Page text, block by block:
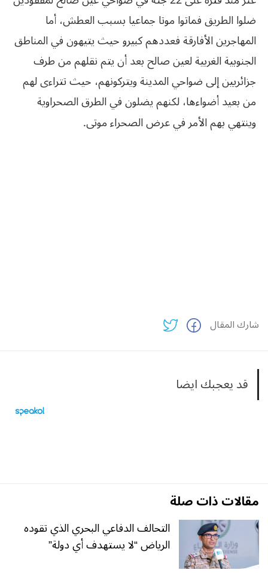
ضلوا الطريق فماتواموتا جماعيا بسبب العطش، أما
المهاجرين الأفارقة فعددهم كبيرو حيث يتيهون فيالمناطق
الجنوبية الغربية لعين صالح بعد أن يتم نقلهم من طرف
جزائريين إلى ضواحيالمدينة ويتركونهم، حيثتتراءىلهم
منبعيدأضواءها،لكنهميضلونفيالطرقالصحراوية
وينتهيبهمالأمرفيعرضالصحراءموتى.
شارك المقال
قد يعجبك ايضا
مقالات ذات صلة
التحالف الدفاعي البحري الذي تقوده
الرياض “لا يستهدف أي دولة”